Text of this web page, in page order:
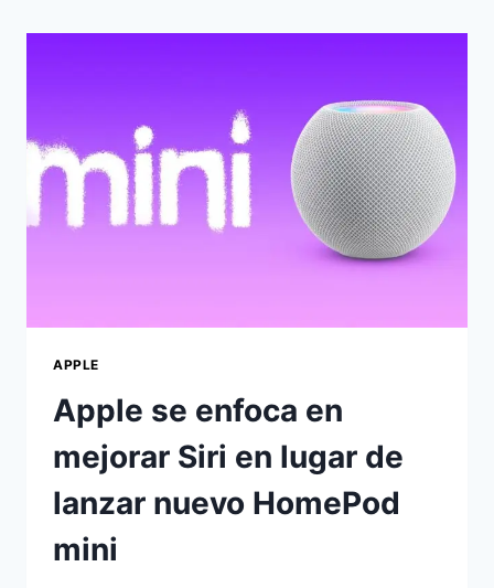
APPLE
Apple se enfoca en
mejorar Siri en lugar de
lanzar nuevo HomePod
mini